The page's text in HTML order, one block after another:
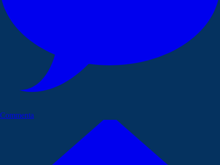
Commenta